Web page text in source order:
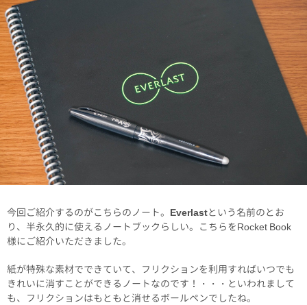
今回ご紹介するのがこちらのノート。 Everlastという名前のとお
り、半永久的に使えるノートブックらしい。こちらをRocket Book
様にご紹介いただきました。
紙が特殊な素材でできていて、フリクションを利用すればいつでも
きれいに消すことができるノートなのです！・・・といわれまして
も、フリクションはもともと消せるボールペンでしたね。